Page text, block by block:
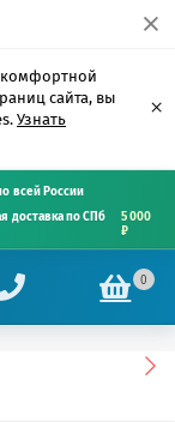
комфортной
сайта, вы
Узнать
×
всей России
доставка по СПб
5 000
₽
0